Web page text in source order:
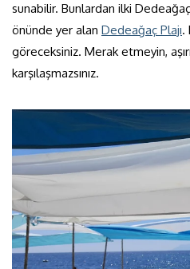
sunabilir. Bunlardan ilki
önünde yer alan Dedeağaç Plajı.
göreceksiniz. Merak etmeyin,
karşılaşmazsınız.